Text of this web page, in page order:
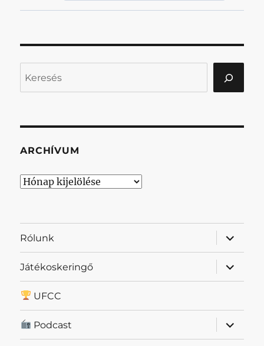
ARCHÍVUM
Archívum
Rólunk
almenü
Játékoskeringő
almenü
UFCC
Podcast
almenü